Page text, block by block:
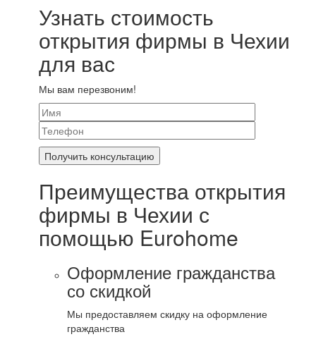
Узнать стоимость
открытия фирмы в Чехии
для вас
Мы вам перезвоним!
Преимущества открытия
фирмы в Чехии с
помощью Eurohome
Оформление гражданства
со скидкой
Мы предоставляем скидку на оформление
гражданства